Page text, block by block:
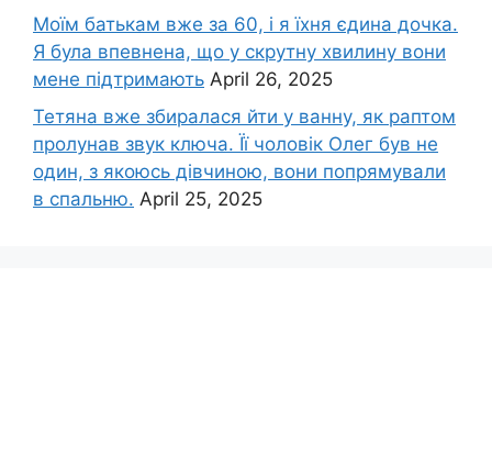
Моїм батькам вже за 60, і я їхня єдина дочка.
Я була впевнена, що у скрутну хвилину вони
мене підтримають April 26, 2025
Тетяна вже збиралася йти у ванну, як раптом
пролунав звук ключа. Її чоловік Олег був не
один, з якоюсь дівчиною, вони попрямували
в спальню. April 25, 2025